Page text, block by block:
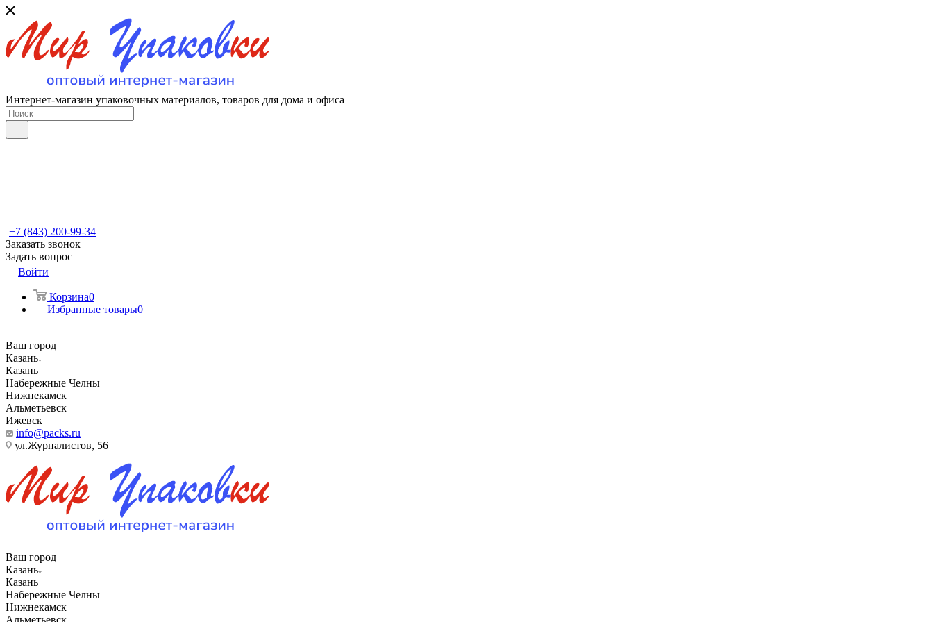
Интернет-магазин упаковочных материалов, товаров для дома и офиса
+7 (843) 200-99-34
Заказать звонок
Задать вопрос
Войти
Корзина0
Избранные товары0
Ваш город
Казань
Казань
Набережные Челны
Нижнекамск
Альметьевск
Ижевск
info@packs.ru
ул.Журналистов, 56
Ваш город
Казань
Казань
Набережные Челны
Нижнекамск
Альметьевск